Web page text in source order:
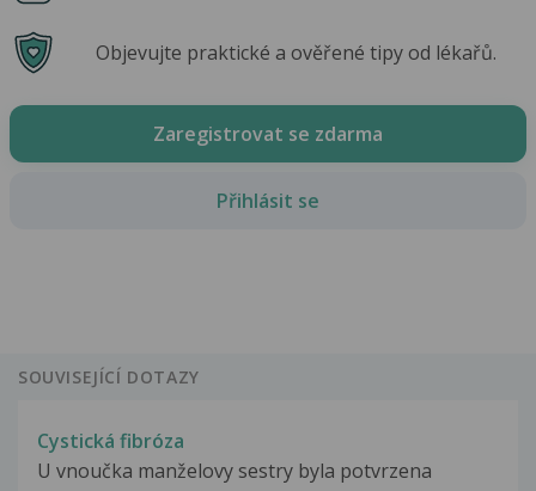
Objevujte praktické a ověřené tipy od lékařů.
Zaregistrovat se zdarma
Přihlásit se
SOUVISEJÍCÍ DOTAZY
Cystická fibróza
U vnoučka manželovy sestry byla potvrzena